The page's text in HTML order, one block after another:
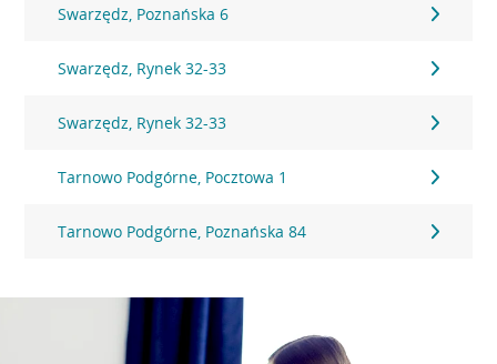
Swarzędz, Poznańska 6
Swarzędz, Rynek 32-33
Swarzędz, Rynek 32-33
Tarnowo Podgórne, Pocztowa 1
Tarnowo Podgórne, Poznańska 84